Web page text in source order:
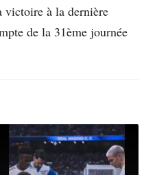
victoire à la dernière
de la 31ème journée